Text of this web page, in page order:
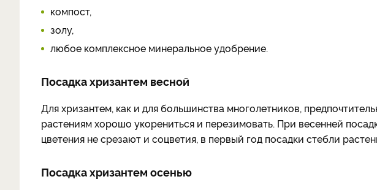
компост,
золу,
любое комплексное минеральное удобрение.
Посадка хризантем весной
Для хризантем, как и для большинства многолетников,
растениям хорошо укорениться и перезимовать. При весенней
цветения не срезают и соцветия, в первый год посадки стебли
Посадка хризантем осенью